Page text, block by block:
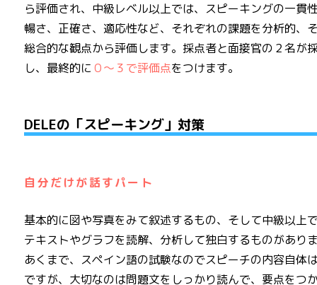
ら評価され、中級レベル以上では、スピーキングの一貫
暢さ、正確さ、適応性など、それぞれの課題を分析的、
総合的な観点から評価します。採点者と面接官の２名が
し、最終的に ０～３で評価点をつけます。
DELEの「スピーキング」対策
自分だけが話すパート
基本的に図や写真をみて叙述するもの、そして中級以上
テキストやグラフを読解、分析して独白するものがあり
あくまで、スペイン語の試験なのでスピーチの内容自体
ですが、大切なのは問題文をしっかり読んで、要点をつ